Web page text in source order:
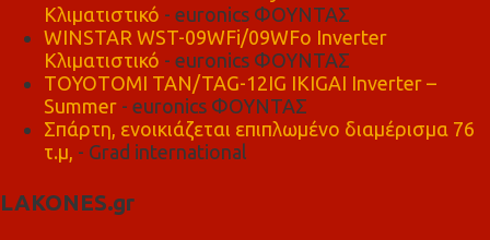
Κλιματιστικό - euronics ΦΟΥΝΤΑΣ
WINSTAR WST-09WFi/09WFo Inverter
Κλιματιστικό - euronics ΦΟΥΝΤΑΣ
TOYOTOMI TAN/TAG-12IG IKIGAI Inverter –
Summer - euronics ΦΟΥΝΤΑΣ
Σπάρτη, ενοικιάζεται επιπλωμένο διαμέρισμα 76
τ.μ, - Grad international
LAKONES.gr